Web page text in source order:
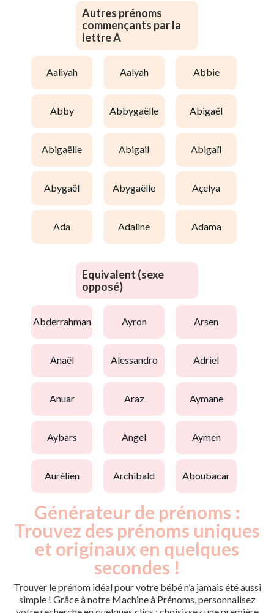
Autres prénoms
commençants par la
lettre A
aaliyah aalyah abbie
abby abbygaëlle abigaël
abigaëlle abigail abigaïl
abygaël abygaëlle açelya
ada adaline adama
Equivalent (sexe
opposé)
abderrahman ayron arsen
anaël alessandro adriel
anuar araz aymane
aybars angel aymen
aurélien archibald aboubacar
Générateur de prénoms :
Trouvez des prénoms uniques
et originaux en quelques
secondes !
Trouver le prénom idéal pour votre bébé n’a jamais été aussi
simple ! Grâce à notre Machine à Prénoms, personnalisez